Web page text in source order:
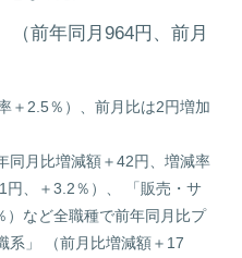
前年同月964円、前月
＋2.5％）、前月比は2円増加
同月比増減額＋42円、増減率
円、＋3.2％）、 「販売・サ
）など全職種で前年同月比プ
系」 （前月比増減額＋17